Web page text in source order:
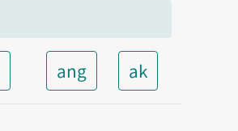
ang ak